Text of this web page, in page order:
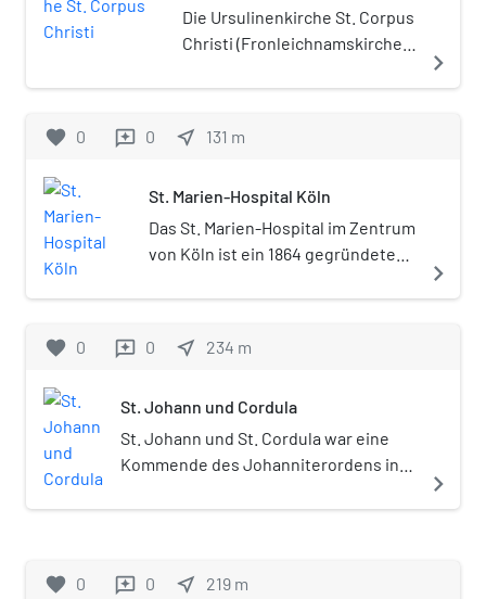
Die Ursulinenkirche St. Corpus
Christi (Fronleichnamskirche)
ehemalige Klosterkirche des
Schulkirche der benachbarten
navigate_next
favorite 0 reviews 0 near_me 131 m
St. Marien-Hospital Köln
Das St. Marien-Hospital im Zentrum
von Köln ist ein 1864 gegründetes
navigate_next
favorite 0 reviews 0 near_me 234 m
St. Johann und Cordula
St. Johann und St. Cordula war eine
Kommende des Johanniterordens in
Ritterordens wurde 1239 errichtet.
und mit den gestiegenen Einnahmen
navigate_next
favorite 0 reviews 0 near_me 219 m